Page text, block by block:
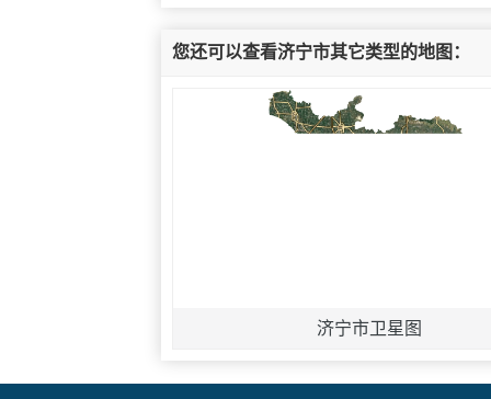
您还可以查看济宁市其它类型的地图：
济宁市卫星图